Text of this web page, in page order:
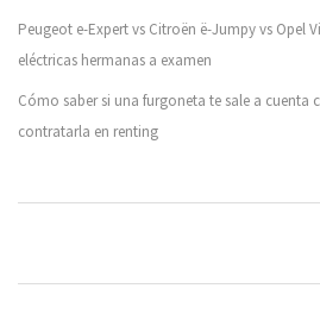
Peugeot e-Expert vs Citroën ë-Jumpy vs Opel
eléctricas hermanas a examen
Cómo saber si una furgoneta te sale a cuenta
contratarla en renting